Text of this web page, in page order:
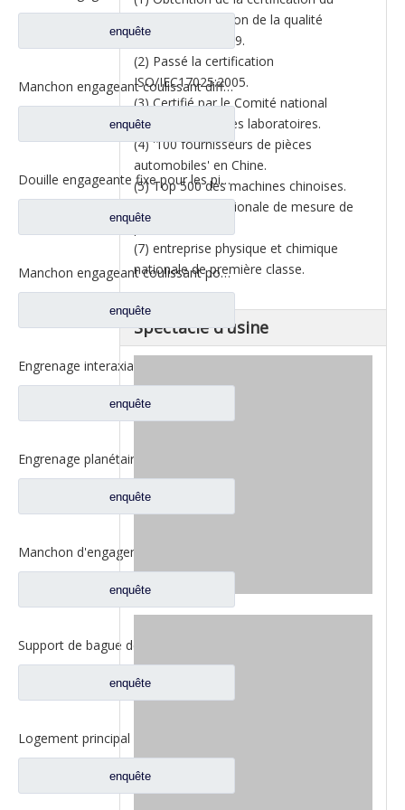
enquête
Manchon engageant coulissant différentiel pour les pièces de rechange 2SBF0051M0-9 de camion de Ford d'axe de Fuwa 470
enquête
Douille engageante fixe pour les pièces de rechange 2SBF0050M0-8 de camion de Ford d'axe de Fuwa 470
enquête
Manchon engageant coulissant pour les pièces de rechange BF0047M0-4 de camion de Ford d'axe de Fuwa 330
enquête
enquête
enquête
enquête
enquête
enquête
système de gestion de la qualité
ISO/TS16949:2009.
(2) Passé la certification
ISO/IEC17025:2005.
(3) Certifié par le Comité national
d'accréditation des laboratoires.
(4) '100 fournisseurs de pièces
automobiles' en Chine.
(5) Top 500 des machines chinoises.
(6) Entreprise nationale de mesure de
première classe.
(7) entreprise physique et chimique
nationale de première classe.
Spectacle d'usine